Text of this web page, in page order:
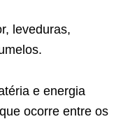
leveduras,
e energia
ocorre entre os